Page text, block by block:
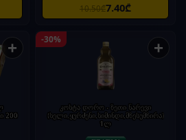
10.50₾7.40₾
+
200
-30% +
კოსტა დორო - ზეთი ნარევი
(სელი,ყურძენი,სიმინდი,მზესუმზირა)
1ლ